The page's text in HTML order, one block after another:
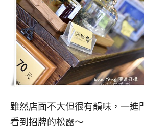
雖然店面不大但很有韻味，一進
看到招牌的松露～